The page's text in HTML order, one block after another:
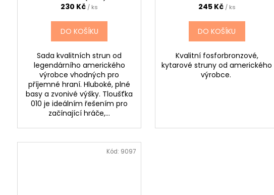
230 Kč / ks
DO KOŠÍKU
Sada kvalitních strun od
legendárního amerického
výrobce vhodných pro
příjemné hraní. Hluboké, plné
basy a zvonivé výšky. Tloušťka
010 je ideálním řešením pro
začínající hráče,...
245 Kč / ks
DO KOŠÍKU
Kvalitní fosforbronzové,
kytarové struny od amerického
výrobce.
Kód: 9097